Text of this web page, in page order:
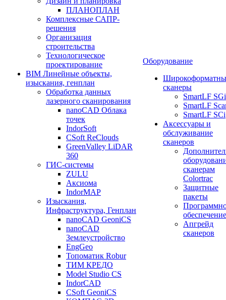
ПЛАНОПЛАН
Комплексные САПР-
решения
Организация
строительства
Технологическое
проектирование
BIM Линейные объекты,
изыскания, генплан
Обработка данных
лазерного сканирования
nanoCAD Облака
точек
IndorSoft
CSoft ReClouds
GreenValley LiDAR
360
ГИС-системы
ZULU
Аксиома
IndorMAP
Изыскания,
Инфраструктура, Генплан
nanoCAD GeoniCS
nanoCAD
Землеустройство
EngGeo
Топоматик Robur
ТИМ КРЕДО
Model Studio CS
IndorCAD
CSoft GeoniCS
Оборудование
сканеры
SmartLF SGi
SmartLF
SmartLF SCi
Аксессуары и
обслуживание
сканеров
сканерам
Colortrac
Защитные
пакеты
обеспечение
Апгрейд
сканеров